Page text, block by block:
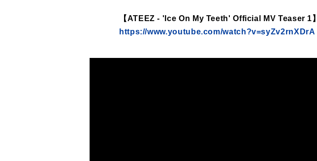
【ATEEZ - 'Ice On My Teeth' Official MV Teaser 1】
https://www.youtube.com/watch?v=syZv2rnXDrA